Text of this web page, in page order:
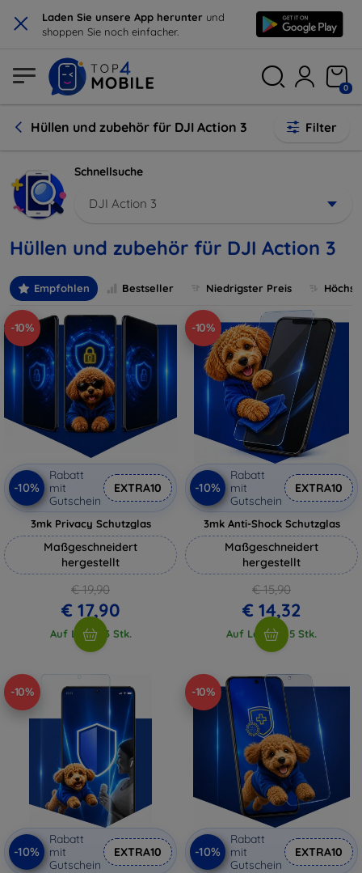
× Laden Sie unsere App herunter und
shoppen Sie noch einfacher.
0
Hüllen und zubehör für DJI Action 3 Filter
Schnellsuche
DJI Action 3
Hüllen und zubehör für DJI Action 3
Empfohlen Bestseller Niedrigster Preis
-10%
-10%
Rabatt
mit
Gutschein
EXTRA10
3mk Privacy Schutzglas
Maßgeschneidert
hergestellt
€ 19,90
€ 17,90
Auf Lager 3 Stk.
-10%
-10%
Rabatt
mit
Gutschein
EXTRA10
3mk Anti-Shock Schutzglas
Maßgeschneidert
hergestellt
€ 15,90
€ 14,32
Auf Lager > 5 Stk.
-10%
-10%
Rabatt
mit
Gutschein
EXTRA10
-10%
-10%
Rabatt
mit
Gutschein
EXTRA10